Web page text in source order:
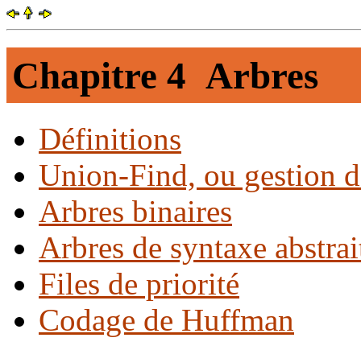
Chapitre 4 Arbres
Définitions
Union-Find, ou gestion
Arbres binaires
Arbres de syntaxe
Files de priorité
Codage de Huffman